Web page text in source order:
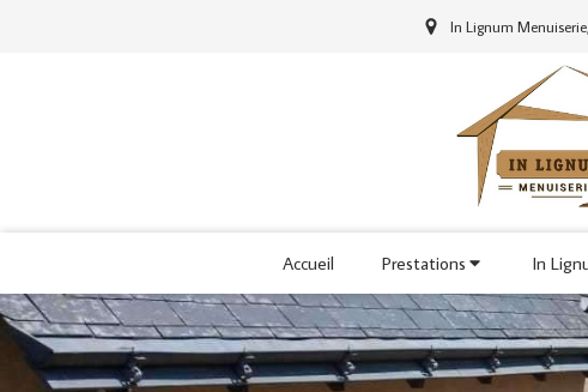
In Lignum
Accueil Prestations In